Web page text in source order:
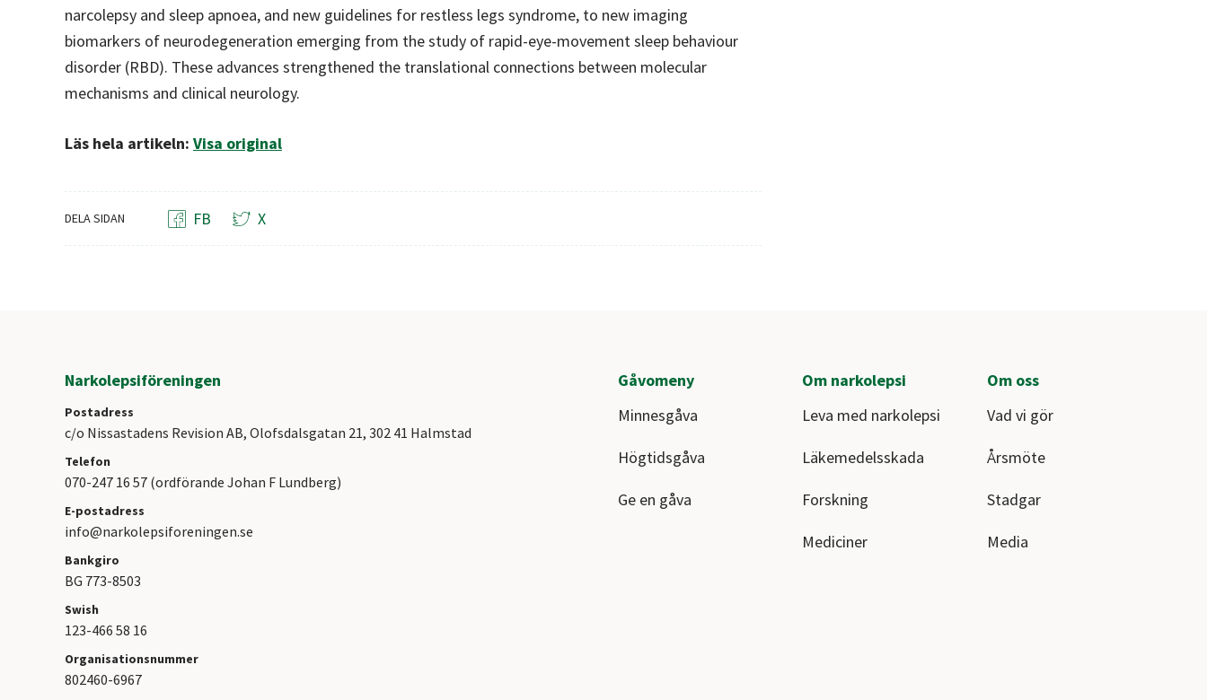
narcolepsy and sleep apnoea, and new guidelines for restless legs syndrome, to new imaging
biomarkers of neurodegeneration emerging from the study of rapid-eye-movement sleep behaviour
disorder (RBD). These advances strengthened the translational connections between molecular
mechanisms and clinical neurology.
Läs hela artikeln: Visa original
DELA SIDAN FB X
Narkolepsiföreningen
Postadress
c/o Nissastadens Revision AB, Olofsdalsgatan 21, 302 41 Halmstad
Telefon
070-247 16 57 (ordförande Johan F Lundberg)
E-postadress
info@narkolepsiforeningen.se
Bankgiro
BG 773-8503
Swish
123-466 58 16
Organisationsnummer
802460-6967
Gåvomeny
Minnesgåva
Högtidsgåva
Ge en gåva
Om narkolepsi
Leva med narkolepsi
Läkemedelsskada
Forskning
Mediciner
Om oss
Vad vi gör
Årsmöte
Stadgar
Media